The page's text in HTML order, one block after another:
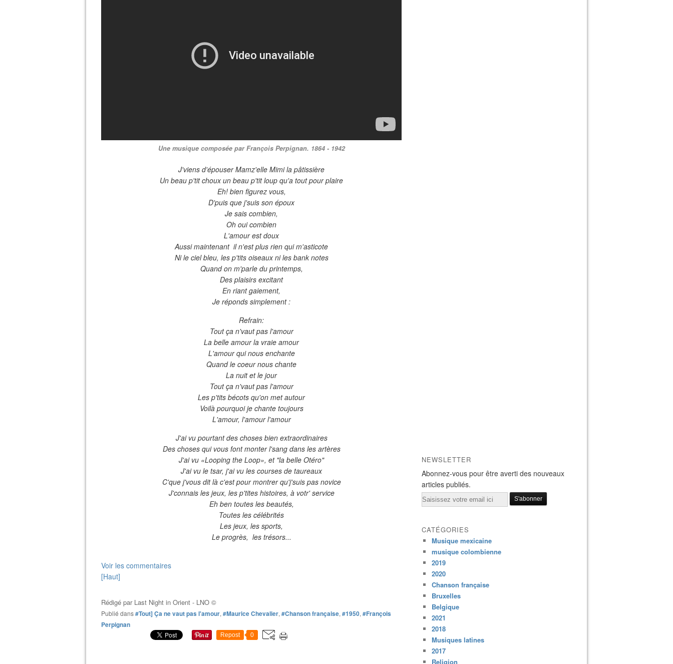
Une musique composée par François Perpignan. 1864 - 1942
J'viens d'épouser Mamz'elle Mimi la pâtissière
Un beau p'tit choux un beau p'tit loup qu'a tout pour plaire
Eh! bien figurez vous,
D'puis que j'suis son époux
Je sais combien,
Oh oui combien
L'amour est doux
Aussi maintenant il n'est plus rien qui m'asticote
Ni le ciel bleu, les p'tits oiseaux ni les bank notes
Quand on m'parle du printemps,
Des plaisirs excitant
En riant gaiement,
Je réponds simplement :
Refrain:
Tout ça n'vaut pas l'amour
La belle amour la vraie amour
L'amour qui nous enchante
Quand le coeur nous chante
La nuit et le jour
Tout ça n'vaut pas l'amour
Les p'tits bécots qu'on met autour
Voilà pourquoi je chante toujours
L'amour, l'amour l'amour
J'ai vu pourtant des choses bien extraordinaires
Des choses qui vous font monter l'sang dans les artères
J'ai vu «Looping the Loop», et "la belle Otéro"
J'ai vu le tsar, j'ai vu les courses de taureaux
C'que j'vous dit là c'est pour montrer qu'j'suis pas novice
J'connais les jeux, les p'tites histoires, à votr' service
Eh ben toutes les beautés,
Toutes les célébrités
Les jeux, les sports,
Le progrès, les trésors...
Voir les commentaires
[Haut]
Rédigé par Last Night in Orient - LNO ©
Publié dans#Tout] Ça ne vaut pas l'amour, #Maurice Chevalier, #Chanson française, #1950, #François
Perpignan
Repost 0
NEWSLETTER
Abonnez-vous pour être averti des nouveaux
articles publiés.
Email
CATÉGORIES
Musique mexicaine
musique colombienne
2019
2020
Chanson française
Bruxelles
Belgique
2021
2018
Musiques latines
2017
Religion